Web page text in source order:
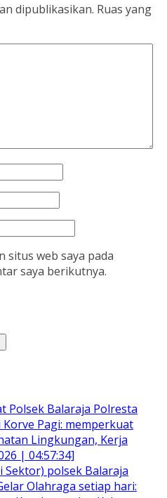
dipublikasikan. Ruas yang
situs web saya pada
saya berikutnya.
Polsek Balaraja Polresta
Pagi: memperkuat
Lingkungan, Kerja
| 04:57:34]
polsek Balaraja
Olahraga setiap hari: